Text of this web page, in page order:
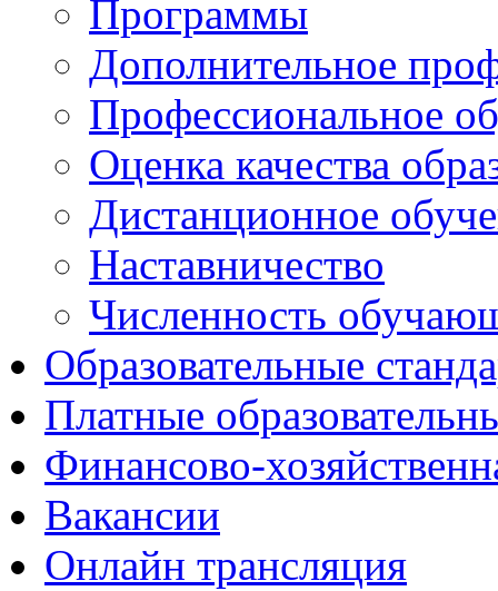
Программы
Дополнительное
Профессиональное
Оценка качества
Дистанционное
Наставничество
Численность
Образовательные
Платные
Финансово-
Вакансии
Онлайн трансляция